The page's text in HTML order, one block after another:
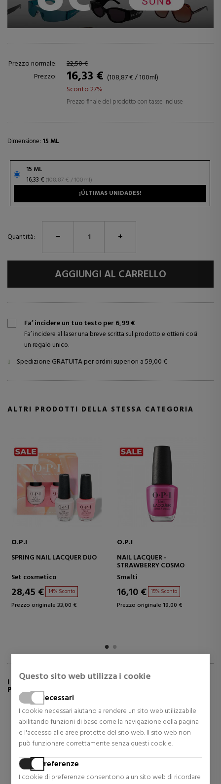
Questo sito web utilizza i cookie
Necessari
I cookie necessari aiutano a rendere un sito web utilizzabile
abilitando funzioni di base come la navigazione della pagina
e l'accesso alle aree protette del sito web. Il sito web non
può funzionare correttamente senza questi cookie.
Preferenze
I cookie di preferenze consentono a un sito web di ricordare
Prezzo normale:
22,50 €
Prezzo:
16,33 € (108,87 € / 100ml)
Sconto 27%
Prezzo finale del prodotto con tasse incluse
Dimensione: 15 ML
15 ML
16,33 €
(108,87 € / 100ml)
¡ÚLTIMAS UNIDADES!
Quantità:
AGGIUNGI AL CARRELLO
Fa’ incidere un tuo testo per 6,99 €
Fa’ incidere al laser una breve scritta sul prodotto e ottieni così
un regalo unico.
Spedizione GRATUITA per ordini superiori a 59,00 €
ALTRI PRODOTTI DELLA STESSA CATEGORIA
O.P.I
SPRING NAIL LACQUER DUO
Set cosmetico
28,45 € 14% Sconto
Prezzo originale 33,00 €
O.P.I
NAIL LACQUER -
STRAWBERRY COSMO
Smalti
16,10 € 15% Sconto
Prezzo originale 19,00 €
I CLIENTI CHE HANNO ACQUISTATO QUESTO
PRODOTTO HANNO ANCHE COMPRATO: